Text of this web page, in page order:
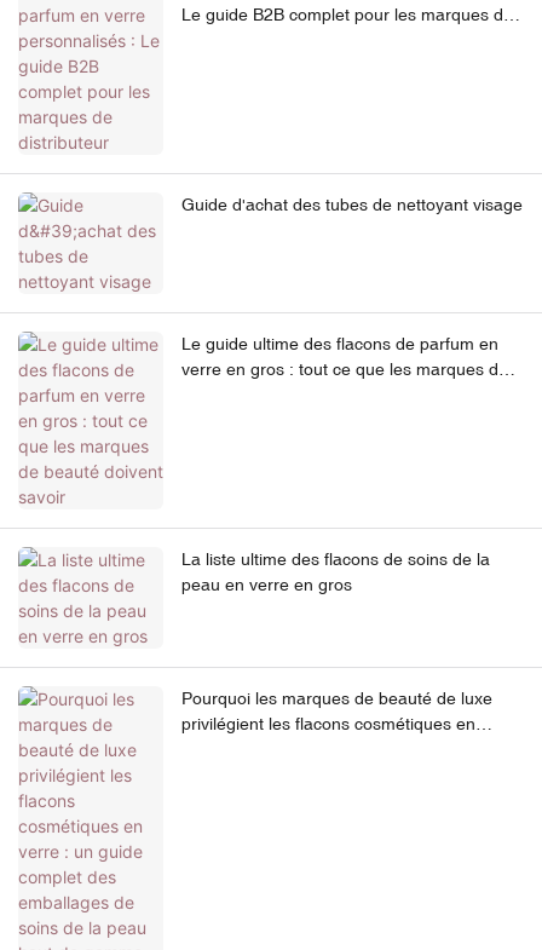
Le guide B2B complet pour les marques de
Guide d'achat des tubes de nettoyant visage
Le guide ultime des flacons de parfum en
verre en gros : tout ce que les marques de
La liste ultime des flacons de soins de la
peau en verre en gros
Pourquoi les marques de beauté de luxe
privilégient les flacons cosmétiques en